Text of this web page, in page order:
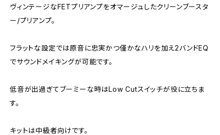
ヴィンテージなFETプリアンプをオマージュしたクリーンブースタ
ー/プリアンプ。
フラットな設定では原音に忠実かつ僅かなハリを加え2バンドEQ
でサウンドメイキングが可能です。
低音が出過ぎてブーミーな時はLow Cutスイッチが役に立ちま
す。
キットは中級者向けです。